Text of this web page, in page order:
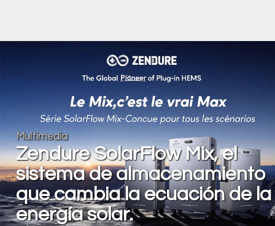
Multimedia
Zendure SolarFlow Mix, el
sistema de almacenamiento
que cambia la ecuación de la
energía solar.